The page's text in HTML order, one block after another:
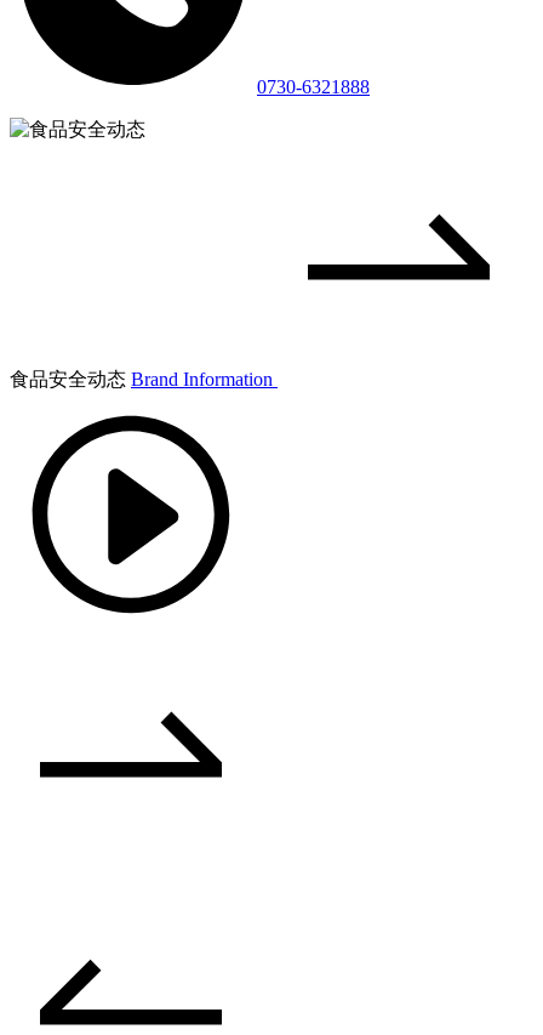
0730-6321888
食品安全动态 Brand Information